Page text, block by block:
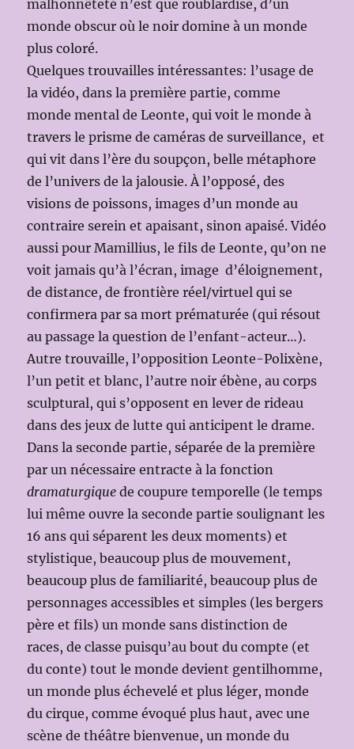
malhonnêteté n’est que roublardise, d’un
monde obscur où le noir domine à un monde
plus coloré.
Quelques trouvailles intéressantes: l’usage de
la vidéo, dans la première partie, comme
monde mental de Leonte, qui voit le monde à
travers le prisme de caméras de surveillance, et
qui vit dans l’ère du soupçon, belle métaphore
de l’univers de la jalousie. À l’opposé, des
visions de poissons, images d’un monde au
contraire serein et apaisant, sinon apaisé. Vidéo
aussi pour Mamillius, le fils de Leonte, qu’on ne
voit jamais qu’à l’écran, image d’éloignement,
de distance, de frontière réel/virtuel qui se
confirmera par sa mort prématurée (qui résout
au passage la question de l’enfant-acteur…).
Autre trouvaille, l’opposition Leonte-Polixène,
l’un petit et blanc, l’autre noir ébène, au corps
sculptural, qui s’opposent en lever de rideau
dans des jeux de lutte qui anticipent le drame.
Dans la seconde partie, séparée de la première
par un nécessaire entracte à la fonction
dramaturgique de coupure temporelle (le temps
lui même ouvre la seconde partie soulignant les
16 ans qui séparent les deux moments) et
stylistique, beaucoup plus de mouvement,
beaucoup plus de familiarité, beaucoup plus de
personnages accessibles et simples (les bergers
père et fils) un monde sans distinction de
races, de classe puisqu’au bout du compte (et
du conte) tout le monde devient gentilhomme,
un monde plus échevelé et plus léger, monde
du cirque, comme évoqué plus haut, avec une
scène de théâtre bienvenue, un monde du